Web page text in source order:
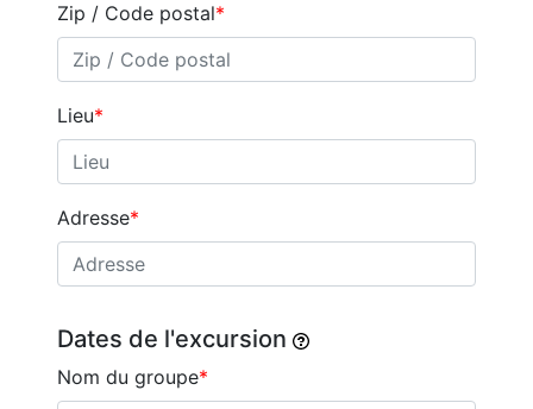
Zip / Code postal
Lieu
Adresse
Dates de l'excursion
Nom du groupe